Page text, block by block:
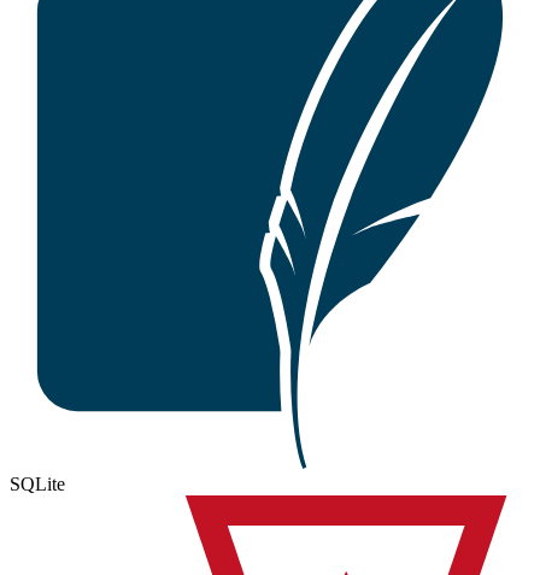
SQLite